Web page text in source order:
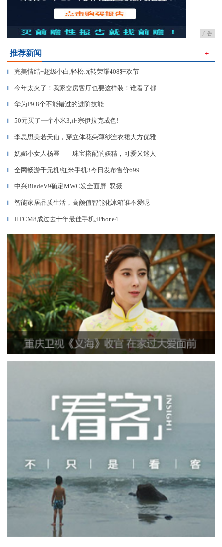
广告
推荐新闻 ＋
▎ 完美情结+超级小白,轻松玩转荣耀408狂欢节
▎ 今年太火了！我家交房客厅也要这样装！谁看了都
▎ 华为P9|8个不能错过的进阶技能
▎ 50元买了一个小米3,正宗伊拉克成色!
▎ 李思思美若天仙，穿立体花朵薄纱连衣裙大方优雅
▎ 妩媚小女人杨幂——珠宝搭配的妖精，可爱又迷人
▎ 全网畅游千元机!红米手机3今日发布售价699
▎ 中兴BladeV9确定MWC发全面屏+双摄
▎ 智能家居品质生活，高颜值智能化冰箱谁不爱呢
▎ HTCM8成过去十年最佳手机,iPhone4